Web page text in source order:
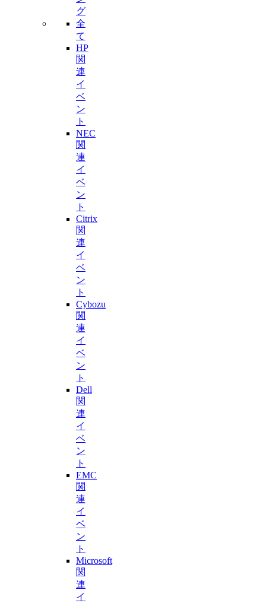
グ
全
て
HP
関
連
イ
ベ
ン
ト
NEC
関
連
イ
ベ
ン
ト
Citrix
関
連
イ
ベ
ン
ト
Cybozu
関
連
イ
ベ
ン
ト
Dell
関
連
イ
ベ
ン
ト
EMC
関
連
イ
ベ
ン
ト
Microsoft
関
連
イ